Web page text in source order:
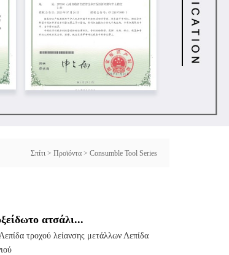
Σπίτι > Προϊόντα > Consumble Tool Series
ατσάλι...
τροχού λείανσης μετάλλων Λεπίδα